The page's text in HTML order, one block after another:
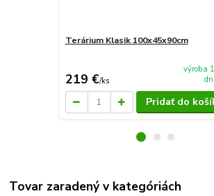
Terárium Klasik 100x45x90cm
219 €/ks
výroba
Pridať do
Tovar zaradený v kategóriách